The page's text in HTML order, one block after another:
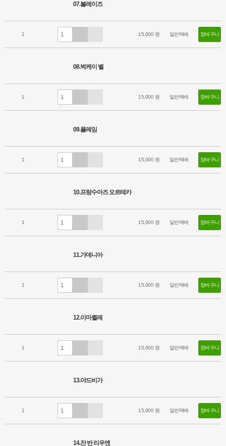
07.블레이즈
1 15,000 원 일반택배 장바구니
08.벅케이 벨
1 15,000 원 일반택배 장바구니
09.플레임
1 15,000 원 일반택배 장바구니
10.프랑수아즈 오르테카
1 15,000 원 일반택배 장바구니
11.가데니아
1 15,000 원 일반택배 장바구니
12.이마퀼레
1 15,000 원 일반택배 장바구니
13.야드비가
1 15,000 원 일반택배 장바구니
14.잔 반 리우엔